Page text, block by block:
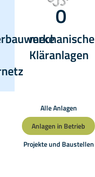
0
mechanische
Kläranlagen
Alle Anlagen
Anlagen in Betrieb
Projekte und Baustellen